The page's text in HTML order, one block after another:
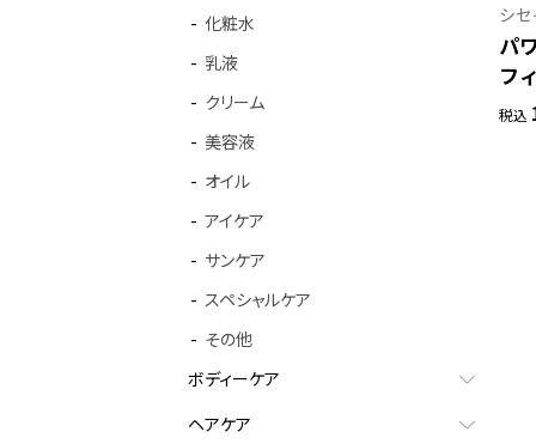
シ
パ
フ
税込
化粧水
乳液
クリーム
美容液
オイル
アイケア
サンケア
スペシャルケア
その他
ボディーケア
ヘアケア